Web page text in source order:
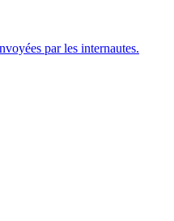
par les internautes.